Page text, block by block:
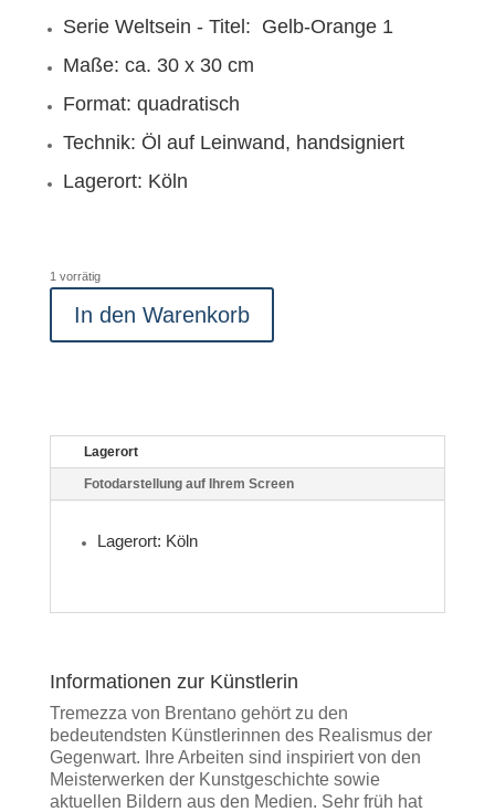
Serie Weltsein - Titel: Gelb-Orange 1
Maße: ca. 30 x 30 cm
Format: quadratisch
Technik: Öl auf Leinwand, handsigniert
Lagerort: Köln
1 vorrätig
In den Warenkorb
Lagerort
Fotodarstellung auf Ihrem Screen
Lagerort: Köln
Informationen zur Künstlerin
Tremezza von Brentano gehört zu den
bedeutendsten Künstlerinnen des Realismus der
Gegenwart. Ihre Arbeiten sind inspiriert von den
Meisterwerken der Kunstgeschichte sowie
aktuellen Bildern aus den Medien. Sehr früh hat